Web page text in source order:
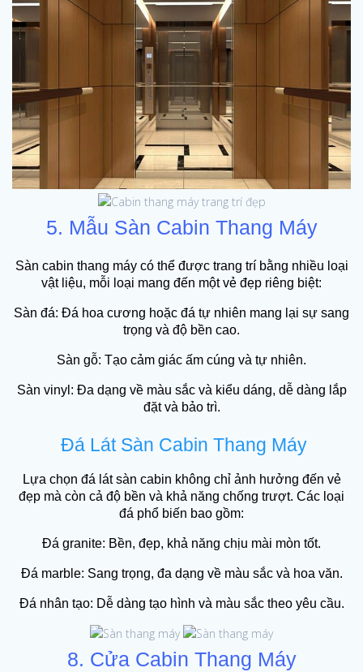
5. Mẫu Sàn Cabin Thang Máy
Sàn cabin thang máy có thể được trang trí bằng nhiều loại
vật liệu, mỗi loại mang đến một vẻ đẹp riêng biệt:
Sàn đá: Đá hoa cương hoặc đá tự nhiên mang lại sự sang
trọng và độ bền cao.
Sàn gỗ: Tạo cảm giác ấm cúng và tự nhiên.
Sàn vinyl: Đa dạng về màu sắc và kiểu dáng, dễ dàng lắp
đặt và bảo trì.
Đá Lát Sàn Cabin Thang Máy
Lựa chọn đá lát sàn cabin không chỉ ảnh hưởng đến vẻ
đẹp mà còn cả độ bền và khả năng chống trượt. Các loại
đá phổ biến bao gồm:
Đá granite: Bền, đẹp, khả năng chịu mài mòn tốt.
Đá marble: Sang trọng, đa dạng về màu sắc và hoa văn.
Đá nhân tạo: Dễ dàng tạo hình và màu sắc theo yêu cầu.
8. Cửa Cabin Thang Máy